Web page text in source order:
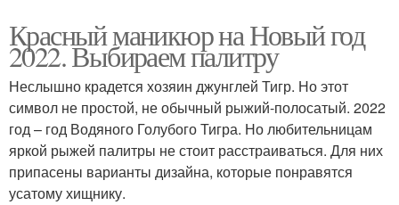
Красный маникюр на Новый год
2022. Выбираем палитру
Неслышно крадется хозяин джунглей Тигр. Но этот
символ не простой, не обычный рыжий-полосатый. 2022
год – год Водяного Голубого Тигра. Но любительницам
яркой рыжей палитры не стоит расстраиваться. Для них
припасены варианты дизайна, которые понравятся
усатому хищнику.